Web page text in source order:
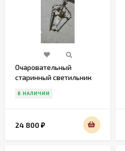
Очаровательный
старинный светильник
В НАЛИЧИИ
24 800 ₽